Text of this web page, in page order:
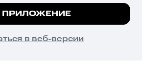
их аналогов причиняет вред здоровью,
запрещён и влечёт установленную
чтобы на сайте все
ПОНЯТНО
ПРИЛОЖЕНИЕ
в веб-версии